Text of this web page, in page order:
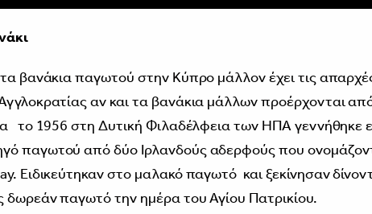
βανάκια παγωτού στην Κύπρο μάλλον έχει τις
αν και τα βανάκια μάλλων προέρχονται
το 1956 στη Δυτική Φιλαδέλφεια των ΗΠΑ γεννήθηκε
παγωτού από δύο Ιρλανδούς αδερφούς που
Ειδικεύτηκαν στο μαλακό παγωτό και ξεκίνησαν
δωρεάν παγωτό την ημέρα του Αγίου Πατρικίου.